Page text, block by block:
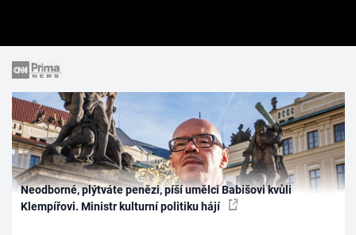
Neodborné, plýtváte penězi, píší umělci Babišovi kvůli
Klempířovi. Ministr kulturní politiku hájí